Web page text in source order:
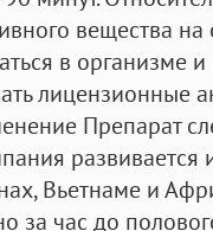
вещества
в организме
лицензионные
Препарат
развивается
Вьетнаме и
за час до